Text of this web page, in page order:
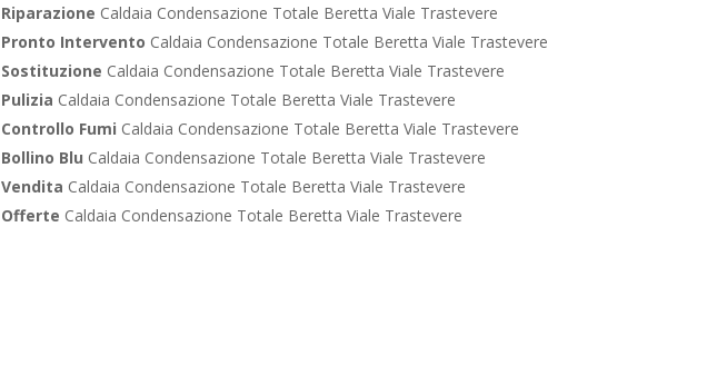
Riparazione Caldaia Condensazione Totale Beretta Viale Trastevere
Pronto Intervento Caldaia Condensazione Totale Beretta Viale Trastevere
Sostituzione Caldaia Condensazione Totale Beretta Viale Trastevere
Pulizia Caldaia Condensazione Totale Beretta Viale Trastevere
Controllo Fumi Caldaia Condensazione Totale Beretta Viale Trastevere
Bollino Blu Caldaia Condensazione Totale Beretta Viale Trastevere
Vendita Caldaia Condensazione Totale Beretta Viale Trastevere
Offerte Caldaia Condensazione Totale Beretta Viale Trastevere